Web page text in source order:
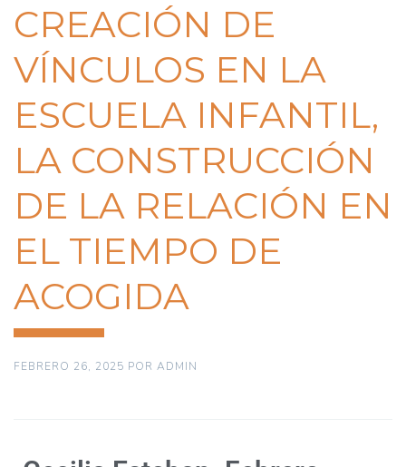
CREACIÓN DE
VÍNCULOS EN LA
ESCUELA INFANTIL,
LA CONSTRUCCIÓN
DE LA RELACIÓN EN
EL TIEMPO DE
ACOGIDA
FEBRERO 26, 2025 POR ADMIN